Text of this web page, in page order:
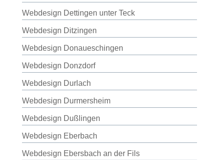
Webdesign Dettingen unter Teck
Webdesign Ditzingen
Webdesign Donaueschingen
Webdesign Donzdorf
Webdesign Durlach
Webdesign Durmersheim
Webdesign Dußlingen
Webdesign Eberbach
Webdesign Ebersbach an der Fils